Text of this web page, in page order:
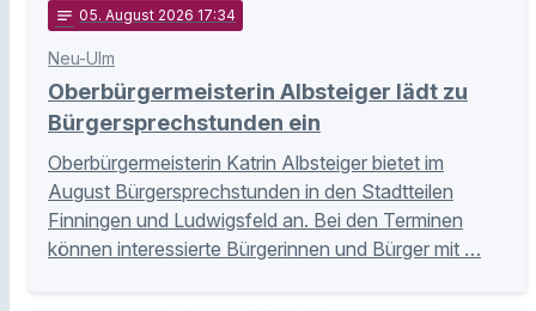
notes 05. August 2026 17:34
Neu-Ulm
Oberbürgermeisterin Albsteiger lädt zu
Bürgersprechstunden ein
Oberbürgermeisterin Katrin Albsteiger bietet im
August Bürgersprechstunden in den Stadtteilen
Finningen und Ludwigsfeld an. Bei den Terminen
können interessierte Bürgerinnen und Bürger mit …